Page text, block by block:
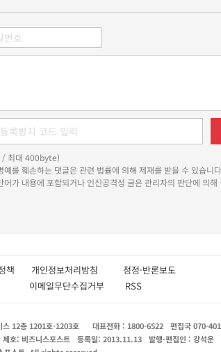
/ 최대 400byte)
를 훼손하는 댓글은 관련 법률에 의해 제재를 받을 수 있습니
가 내용에 포함되거나 인신공격성 글은 관리자의 판단에 의해
정책 개인정보처리방침 정정·반론보도
이메일무단수집거부 RSS
스 12층 1201호-1203호 대표전화 : 1800-6522 편집국 070-
제호: 비즈니스포스트 등록일: 2013.11.13 발행·편집인 : 강석운